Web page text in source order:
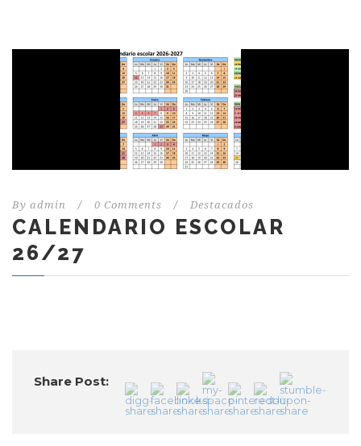
By admin / 0 Comments / Destacados
CALENDARIO ESCOLAR
26/27
Share Post: